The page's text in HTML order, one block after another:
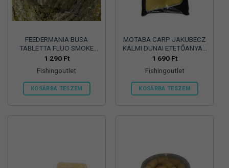
FEEDERMANIA BUSA
TABLETTA FLUO SMOKE
NORMÁL OLDÓDÁSÚ
1 290 Ft
Fishingoutlet
KOSÁRBA TESZEM
MOTABA CARP JAKUBECZ
KÁLMI DUNAI ETETŐANYAG
ÉDESKUKORICA-SCOPEX 1
1 690 Ft
Fishingoutlet
KOSÁRBA TESZEM